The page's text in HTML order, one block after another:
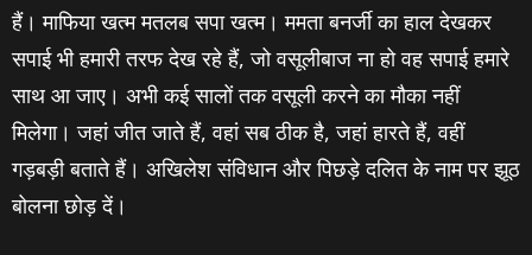
हैं। माफिया खत्म मतलब सपा खत्म। ममता बनर्जी का हाल देखकर
सपाई भी हमारी तरफ देख रहे हैं, जो वसूलीबाज ना हो वह सपाई हमारे
साथ आ जाए। अभी कई सालों तक वसूली करने का मौका नहीं
मिलेगा। जहां जीत जाते हैं, वहां सब ठीक है, जहां हारते हैं, वहीं
गड़बड़ी बताते हैं। अखिलेश संविधान और पिछड़े दलित के नाम पर झूठ
बोलना छोड़ दें।